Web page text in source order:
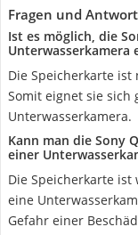
Fragen und
Ist es möglich, die
Unterwasserkamera
Die Speicherkarte
Somit eignet sie sich
Unterwasserkamera.
Kann man die Sony
einer
Die Speicherkarte ist
eine
Gefahr einer